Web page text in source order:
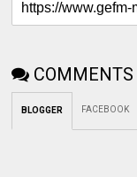
COMMENTS
BLOGGER FACEBOOK